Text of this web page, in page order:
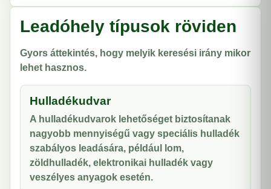
Leadóhely típusok röviden
Gyors áttekintés, hogy melyik keresési irány mikor
lehet hasznos.
Hulladékudvar
A hulladékudvarok lehetőséget biztosítanak
nagyobb mennyiségű vagy speciális hulladék
szabályos leadására, például lom,
zöldhulladék, elektronikai hulladék vagy
veszélyes anyagok esetén.